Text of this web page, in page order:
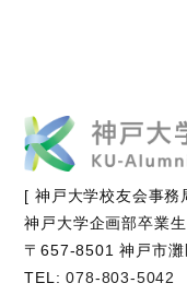
[ 神戸大学校友会事務
神戸大学企画部卒業
〒657-8501 神戸市
TEL:078-803-5042